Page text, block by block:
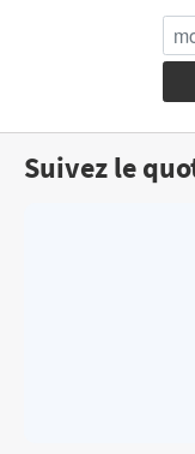
Suivez le